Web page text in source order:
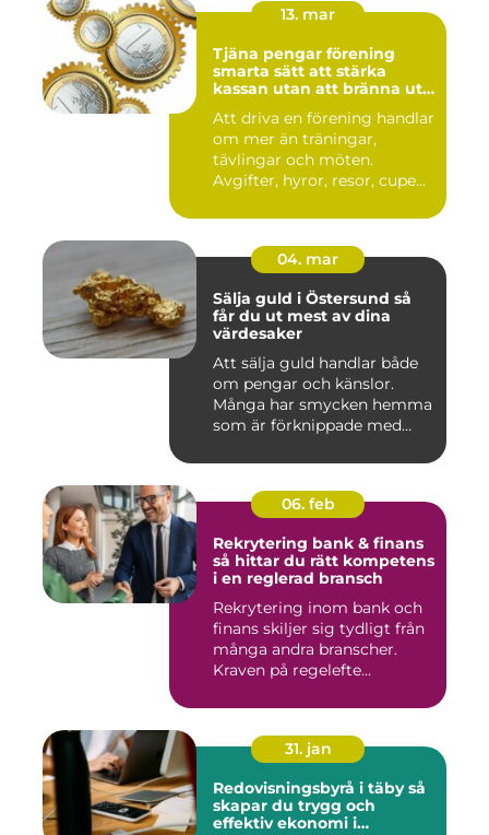
13. mar
Tjäna pengar förening
smarta sätt att stärka
kassan utan att bränna ut
Att driva en förening handlar
om mer än träningar,
tävlingar och möten.
Avgifter, hyror, resor, cupe...
04. mar
Sälja guld i Östersund så
får du ut mest av dina
värdesaker
Att sälja guld handlar både
om pengar och känslor.
Många har smycken hemma
som är förknippade med
06. feb
Rekrytering bank & finans
så hittar du rätt kompetens
i en reglerad bransch
Rekrytering inom bank och
finans skiljer sig tydligt från
många andra branscher.
Kraven på regelefte...
31. jan
Redovisningsbyrå i täby så
skapar du trygg och
effektiv ekonomi i